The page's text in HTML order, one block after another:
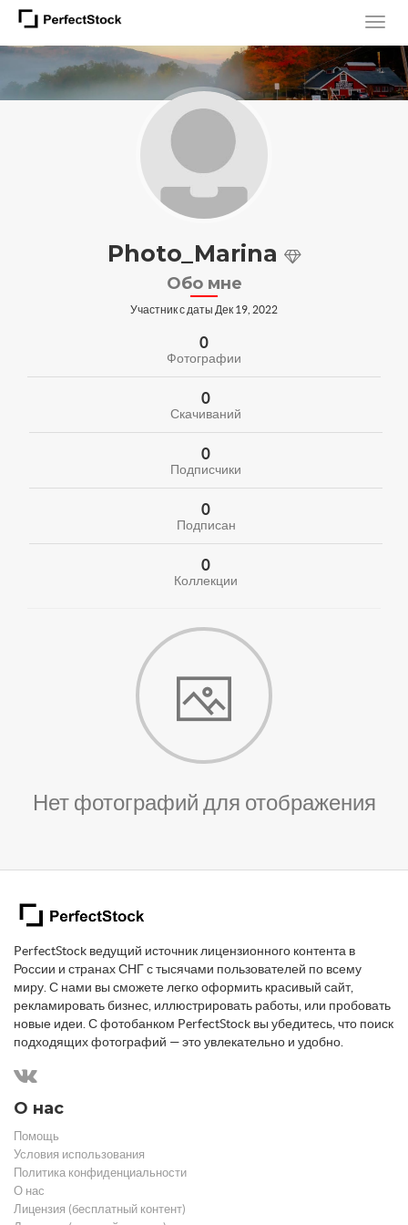
Photo_Marina
Обо мне
Участник с даты Дек 19, 2022
0
Фотографии
0
Скачиваний
0
Подписчики
0
Подписан
0
Коллекции
Нет фотографий для отображения
PerfectStock ведущий источник лицензионного контента в
России и странах СНГ с тысячами пользователей по всему
миру. С нами вы сможете легко оформить красивый сайт,
рекламировать бизнес, иллюстрировать работы, или пробовать
новые идеи. С фотобанком PerfectStock вы убедитесь, что поиск
подходящих фотографий — это увлекательно и удобно.
О нас
Помощь
Условия использования
Политика конфиденциальности
О нас
Лицензия (бесплатный контент)